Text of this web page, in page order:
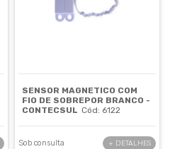
SENSOR MAGNETICO COM
FIO DE SOBREPOR BRANCO -
CONTECSUL Cód: 6122
Sob consulta + DETALHES